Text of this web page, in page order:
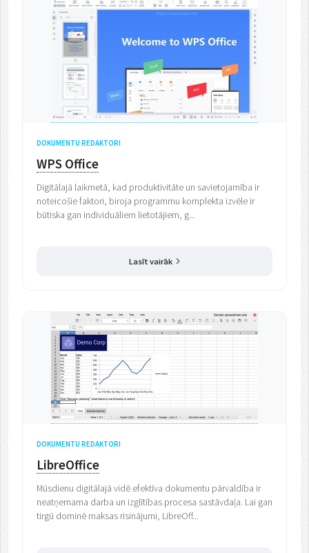
DOKUMENTU REDAKTORI
WPS Office
Digitālajā laikmetā, kad produktivitāte un savietojamība ir
noteicošie faktori, biroja programmu komplekta izvēle ir
būtiska gan individuāliem lietotājiem, g...
Lasīt vairāk
DOKUMENTU REDAKTORI
LibreOffice
Mūsdienu digitālajā vidē efektīva dokumentu pārvaldība ir
neatņemama darba un izglītības procesa sastāvdaļa. Lai gan
tirgū dominē maksas risinājumi, LibreOff...